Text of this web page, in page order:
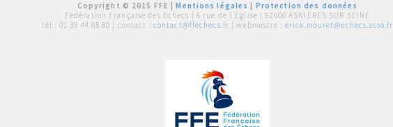
Copyright © 2015 FFE |Mentions légales
Protection des données
Fédération Française des Echecs | 6 rue de l'Eglise | 92600 ASNIERES SUR SEINE
tél : 01 39 44 65 80 | contact : contact@ffechecs.fr | webmestre : erick.mouret@echecs.asso.fr